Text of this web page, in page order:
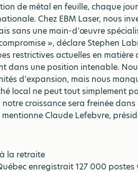
de métal en feuille, chaque
Chez EBM Laser, nous
sans une main-d’œuvre
», déclare Stephen
restrictives actuelles en
dans une position intenable.
d’expansion, mais nous
local ne peut tout simplement
croissance sera freinée
Claude Lefebvre,
la retraite
enregistrait 127 000